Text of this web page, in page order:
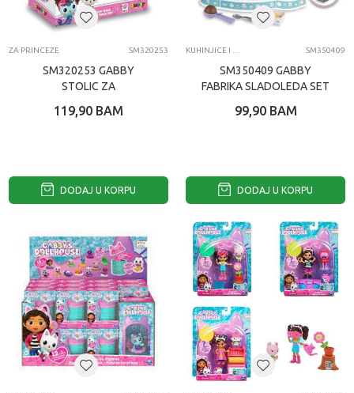
ZA PRINCEZE SM320253
SM320253 GABBY
STOLIC ZA
119,90 BAM
DODAJ U KORPU
SM350409
SM350409 GABBY
FABRIKA SLADOLEDA SET
99,90 BAM
DODAJ U KORPU